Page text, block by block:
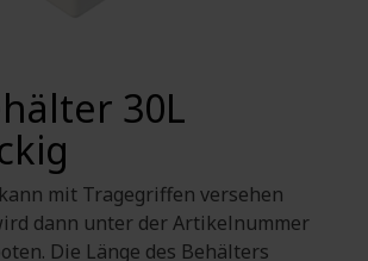
30L
mit Tragegriffen versehen
dann unter der Artikelnummer
Die Länge des Behälters